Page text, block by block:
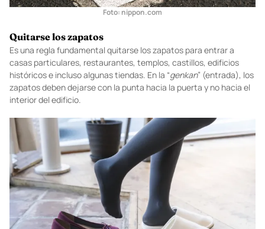
Foto: nippon.com
Quitarse los zapatos
Es una regla fundamental quitarse los zapatos para entrar a
casas particulares, restaurantes, templos, castillos, edificios
históricos e incluso algunas tiendas. En la “
genkan” (entrada), los
zapatos deben dejarse con la punta hacia la puerta y no hacia el
interior del edificio.